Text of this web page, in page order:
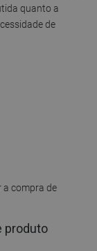
quanto a
de
compra de
produto